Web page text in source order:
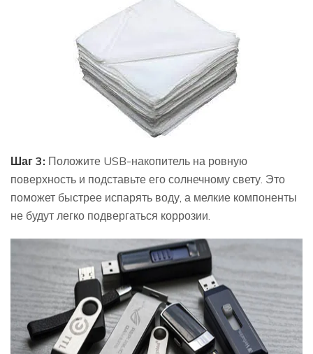
Шаг 3: Положите USB-накопитель на ровную
поверхность и подставьте его солнечному свету. Это
поможет быстрее испарять воду, а мелкие компоненты
не будут легко подвергаться коррозии.